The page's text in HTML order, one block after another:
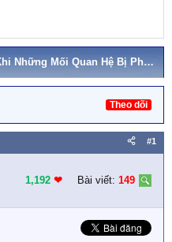
S Line (2025) Sợi Chỉ Tử Thần – Khi Những Mối Quan Hệ Bị Phơi Bày Bằng Sợi Chỉ Đỏ
Theo dõi
#1
1,192 ❤︎ Bài viết: 149